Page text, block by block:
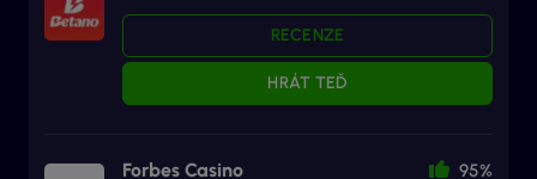
RECENZE
HRÁT TEĎ
Forbes Casino 95%